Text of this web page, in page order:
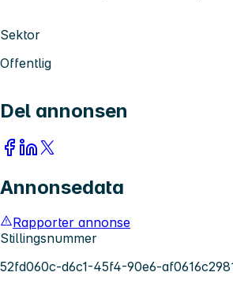
Sektor
Offentlig
Del annonsen
Annonsedata
Rapporter annonse
Stillingsnummer
52fd060c-d6c1-45f4-90e6-